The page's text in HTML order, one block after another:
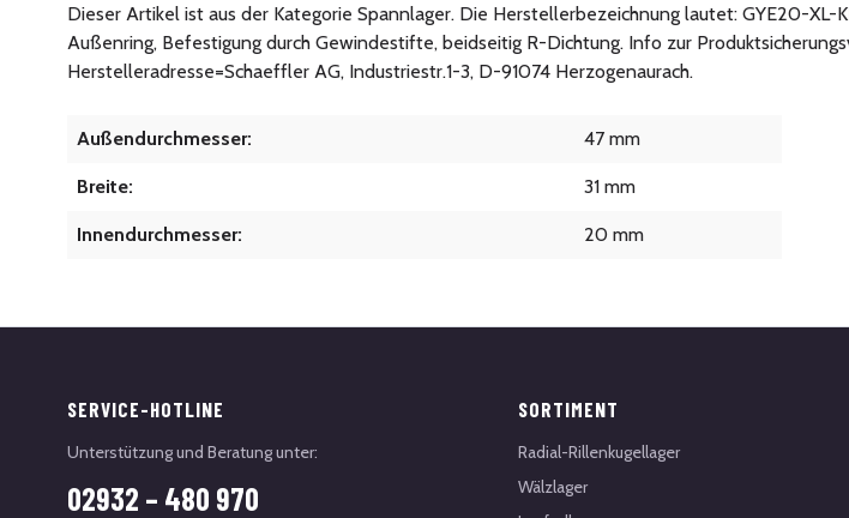
Dieser Artikel ist aus der Kategorie Spannlager. Die Herstellerbezeichnung lautet: GYE20-XL-
Außenring, Befestigung durch Gewindestifte, beidseitig R-Dichtung. Info zur
Herstelleradresse=Schaeffler AG, Industriestr.1-3, D-91074 Herzogenaurach.
Außendurchmesser: 47 mm
Breite: 31 mm
Innendurchmesser: 20 mm
SERVICE-HOTLINE
Unterstützung und Beratung unter:
02932 – 480 970
SORTIMENT
Radial-Rillenkugellager
Wälzlager